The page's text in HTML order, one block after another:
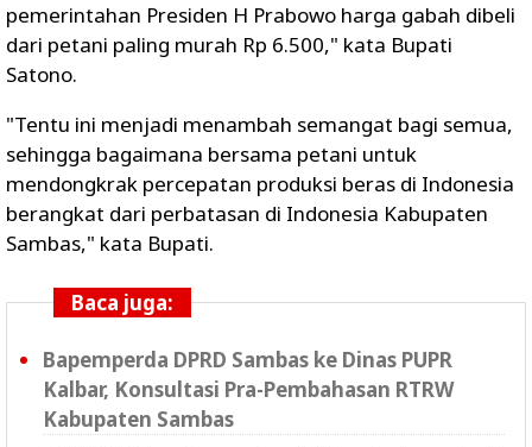
pemerintahan Presiden H Prabowo harga gabah dibeli
dari petani paling murah Rp 6.500," kata Bupati
Satono.
"Tentu ini menjadi menambah semangat bagi semua,
sehingga bagaimana bersama petani untuk
mendongkrak percepatan produksi beras di Indonesia
berangkat dari perbatasan di Indonesia Kabupaten
Sambas," kata Bupati.
Baca juga:
Bapemperda DPRD Sambas ke Dinas PUPR
Kalbar, Konsultasi Pra-Pembahasan RTRW
Kabupaten Sambas